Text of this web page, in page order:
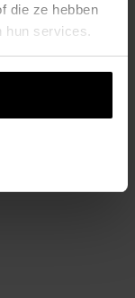
die ze hebben
hun services.